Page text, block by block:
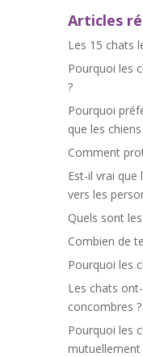
Articles
Les 15 chats
Pourquoi les
?
Pourquoi
que les chiens
Comment
Est-il vrai
vers les
Quels sont
Combien de
Pourquoi les
Les chats
concombres ?
Pourquoi les
mutuellement